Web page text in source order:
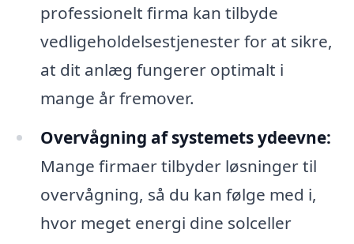
professionelt firma kan tilbyde
vedligeholdelsestjenester for at sikre,
at dit anlæg fungerer optimalt i
mange år fremover.
Overvågning af systemets ydeevne:
Mange firmaer tilbyder løsninger til
overvågning, så du kan følge med i,
hvor meget energi dine solceller